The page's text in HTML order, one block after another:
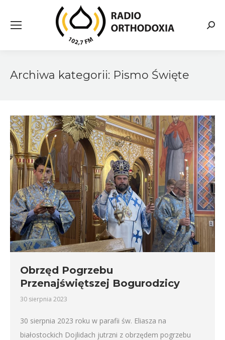
Archiwa kategorii: Pismo Święte
Obrzęd Pogrzebu
Przenajświętszej Bogurodzicy
30 sierpnia 2023
30 sierpnia 2023 roku w parafii św. Eliasza na
białostockich Dojlidach jutrzni z obrzędem pogrzebu